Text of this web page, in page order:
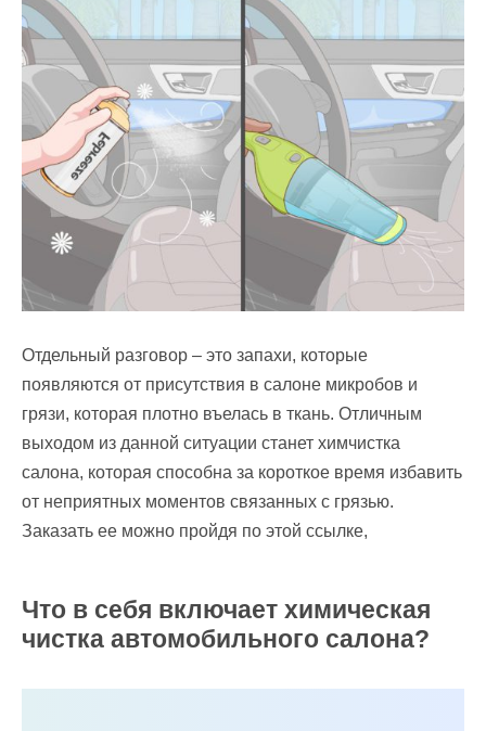
Отдельный разговор – это запахи, которые
появляются от присутствия в салоне микробов и
грязи, которая плотно въелась в ткань. Отличным
выходом из данной ситуации станет химчистка
салона, которая способна за короткое время избавить
от неприятных моментов связанных с грязью.
Заказать ее можно пройдя по этой ссылке,
Что в себя включает химическая
чистка автомобильного салона?